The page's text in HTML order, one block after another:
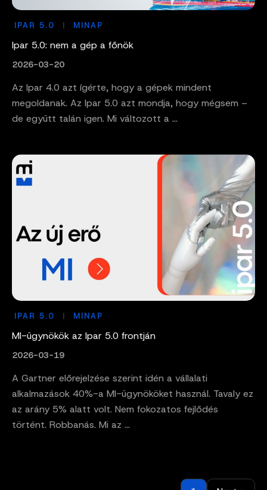
IPAR 5.0 MINAP
Ipar 5.0: nem a gép a főnök
2026-03-20
Az Ipar 4.0 azt ígérte, hogy a gépek mindent
megoldanak. Az Ipar 5.0 azt mondja, hogy mégsem –
de együtt talán igen. Mi változott a ...
IPAR 5.0 MINAP
MI-ügynökök az Ipar 5.0 frontján
2026-03-19
A Gartner előrejelzése szerint idén a vállalati
alkalmazások 40%-a MI-ügynököket használ. Tavaly ez
az arány 5% alatt volt. Nem fokozatos fejlődés
történt. Robbanás. Mi az ...